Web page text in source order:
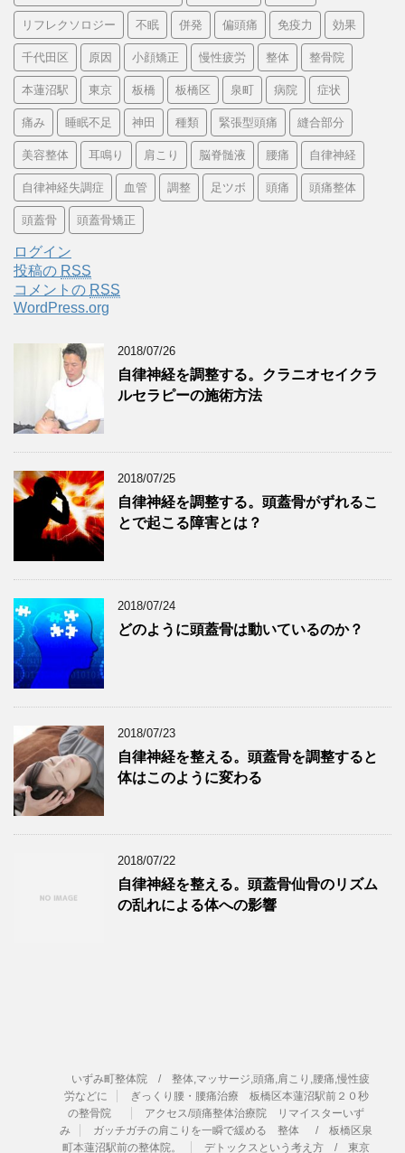
リフレクソロジー 不眠 併発 偏頭痛 免疫力 効果
千代田区 原因 小顔矯正 慢性疲労 整体 整骨院
本蓮沼駅 東京 板橋 板橋区 泉町 病院 症状
痛み 睡眠不足 神田 種類 緊張型頭痛 縫合部分
美容整体 耳鳴り 肩こり 脳脊髄液 腰痛 自律神経
自律神経失調症 血管 調整 足ツボ 頭痛 頭痛整体
頭蓋骨 頭蓋骨矯正
ログイン
投稿の RSS
コメントの RSS
WordPress.org
2018/07/26
自律神経を調整する。クラニオセイクラ
ルセラピーの施術方法
2018/07/25
自律神経を調整する。頭蓋骨がずれるこ
とで起こる障害とは？
2018/07/24
どのように頭蓋骨は動いているのか？
2018/07/23
自律神経を整える。頭蓋骨を調整すると
体はこのように変わる
2018/07/22
自律神経を整える。頭蓋骨仙骨のリズム
の乱れによる体への影響
いずみ町整体院 / 整体,マッサージ,頭痛,肩こり,腰痛,慢性疲
労などに
ぎっくり腰・腰痛治療 板橋区本蓮沼駅前２０秒
の整骨院
アクセス/頭痛整体治療院 リマイスターいず
み
ガッチガチの肩こりを一瞬で緩める 整体 / 板橋区泉
町本蓮沼駅前の整体院。
デトックスという考え方 / 東京